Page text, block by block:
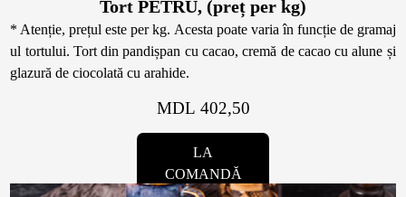
Tort PETRU, (preț per kg)
* Atenție, prețul este per kg. Acesta poate varia în funcție de gramaj
ul tortului. Tort din pandișpan cu cacao, cremă de cacao cu alune și
glazură de ciocolată cu arahide.
MDL 402,50
LA
COMANDĂ